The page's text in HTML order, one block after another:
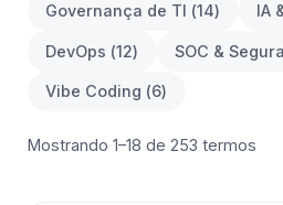
Governança de TI (14) IA
DevOps (12) SOC &
Vibe Coding (6)
Mostrando 1–18 de 253 termos